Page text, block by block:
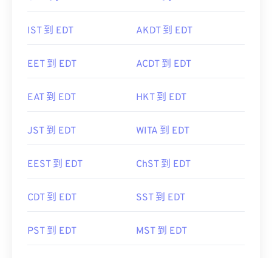
IST 到 EDT AKDT 到 EDT
EET 到 EDT ACDT 到 EDT
EAT 到 EDT HKT 到 EDT
JST 到 EDT WITA 到 EDT
EEST 到 EDT ChST 到 EDT
CDT 到 EDT SST 到 EDT
PST 到 EDT MST 到 EDT